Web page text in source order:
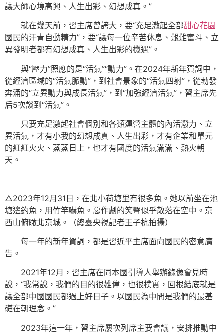
讓大師心境高興、人生出彩、幻想成真。”
就在幾天前，習主席曾誇大，要“充足激起全部甜心花園
國民的汗青自動精力”，要“讓每一位辛苦休息、艱難奮斗、立
異發明者都有幻想成真、人生出彩的機遇”。
與“壓力”照應的是“活氣”“動力”。在2024年新年賀詞中，
從經濟區域的“活氣脈動”，到社會景象的“活氣四射”，從勃發
奔涌的“立異動力與成長活氣”，到“加強經濟活氣”，習主席先
后5次談到“活氣”。
只要充足激起社會個別和各類運營主體的內活潑力、立
異活氣，才有小我的幻想成真、人生出彩，才有企業和單元
的紅紅火火、蒸蒸日上，也才有國度的活氣滿滿、熱火朝
天。
△2023年12月31日，在北小荷塘里有很多魚。她以前坐在池
塘邊釣魚，用竹竿嚇魚。惡作劇的笑聲似乎散落在空中。京
西山俯瞰北京城。（總臺央視記者王子杭拍攝）
每一年的新年賀詞，都是習近平主席面向國民的密意廣
告。
2021年12月，習主席在同本國引導人舉辦錄像會見時
說，“我常說，我們的目的很雄偉，也很樸實，回根結底就是
讓全部中國國民都過上好日子。以國民為中間是我們的最基
礎在朝理念。”
2023年這一年，習主席屢次列席主要會議，安排推動中